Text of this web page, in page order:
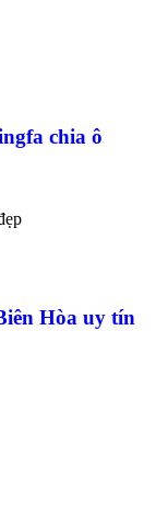
chia ô
Hòa uy tín